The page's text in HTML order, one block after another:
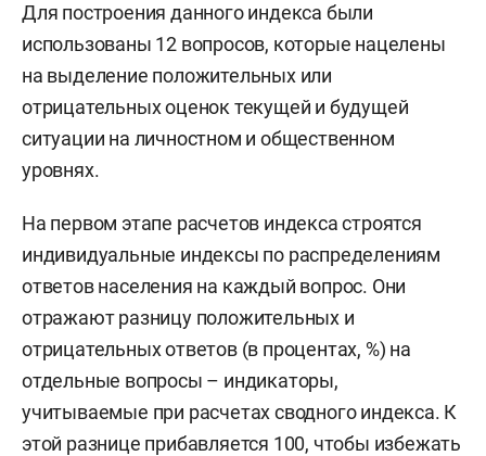
Для построения данного индекса были
использованы 12 вопросов, которые нацелены
на выделение положительных или
отрицательных оценок текущей и будущей
ситуации на личностном и общественном
уровнях.
На первом этапе расчетов индекса строятся
индивидуальные индексы по распределениям
ответов населения на каждый вопрос. Они
отражают разницу положительных и
отрицательных ответов (в процентах, %) на
отдельные вопросы – индикаторы,
учитываемые при расчетах сводного индекса. К
этой разнице прибавляется 100, чтобы избежать